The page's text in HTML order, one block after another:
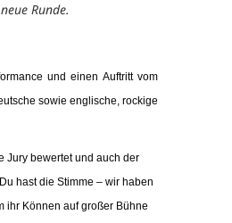
Runde.
und einen Auftritt vom
sowie englische, rockige
Jury bewertet und auch der
hast die Stimme – wir haben
ihr Können auf großer Bühne